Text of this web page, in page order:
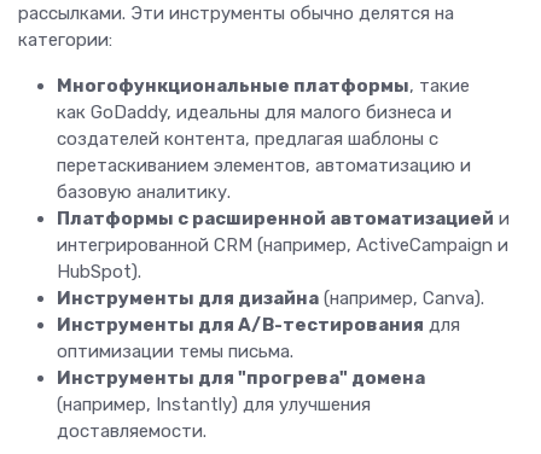
рассылками. Эти инструменты обычно делятся на
категории:
Многофункциональные платформы, такие
как GoDaddy, идеальны для малого бизнеса и
создателей контента, предлагая шаблоны с
перетаскиванием элементов, автоматизацию и
базовую аналитику.
Платформы с расширенной автоматизацией и
интегрированной CRM (например, ActiveCampaign и
HubSpot).
Инструменты для дизайна (например, Canva).
Инструменты для A/B-тестирования для
оптимизации темы письма.
Инструменты для "прогрева" домена
(например, Instantly) для улучшения
доставляемости.